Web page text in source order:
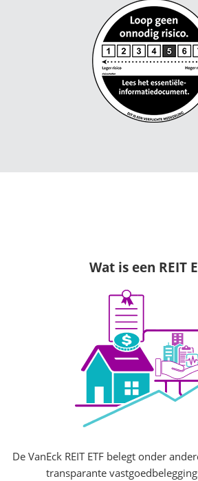
Wat is een REIT
De VanEck REIT ETF belegt onder
transparante